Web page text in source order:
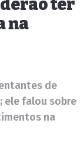
ter
na
de
falou sobre
na